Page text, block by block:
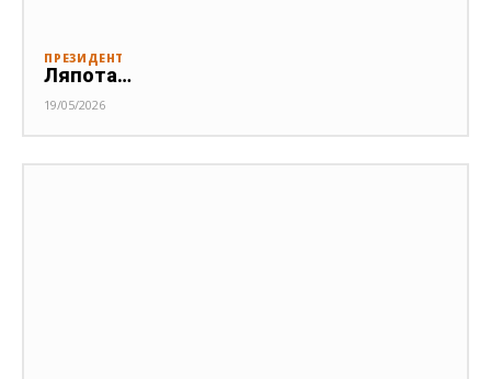
ПРЕЗИДЕНТ
Ляпота…
19/05/2026